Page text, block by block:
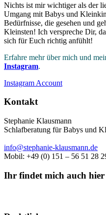
Nichts ist mir wichtiger als der
Umgang mit Babys und
Bedürfnisse, die gesehen und
Kleinsten! Ich verspreche Dir,
sich für Euch richtig anfühlt!
Erfahre mehr über mich und
Instagram.
Instagram Account
Kontakt
Stephanie Klausmann
Schlafberatung für Babys und
info@stephanie-klausmann.de
Mobil: +49 (0) 151 – 56 51 28
Ihr findet mich auch hier